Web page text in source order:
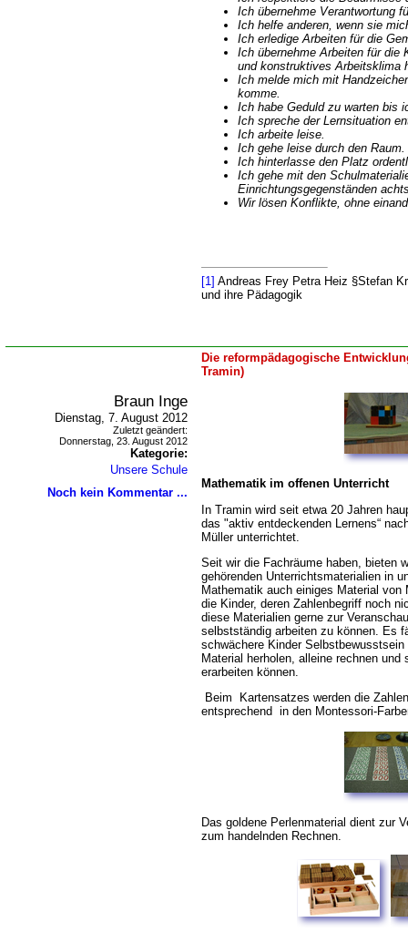
Ich übernehme Verantwortung
Ich helfe anderen, wenn sie
Ich erledige Arbeiten für die
Ich übernehme Arbeiten für die
und konstruktives Arbeitsklima
Ich melde mich mit
komme.
Ich habe Geduld zu warten bis
Ich spreche der Lernsituation
Ich arbeite leise.
Ich gehe leise durch den Raum.
Ich hinterlasse den Platz
Ich gehe mit den
Einrichtungsgegenständen
Wir lösen Konflikte, ohne
[1] Andreas Frey Petra Heiz §Stefan
und ihre Pädagogik
Die reformpädagogische
Tramin)
Braun Inge
Dienstag, 7. August 2012
Zuletzt geändert:
Donnerstag, 23. August 2012
Kategorie:
Unsere Schule
Noch kein Kommentar ...
Mathematik im offenen Unterricht
In Tramin wird seit etwa 20 Jahren
das "aktiv entdeckenden Lernens“
Müller unterrichtet.
Seit wir die Fachräume haben, bieten
gehörenden Unterrichtsmaterialien in
Mathematik auch einiges Material
die Kinder, deren Zahlenbegriff noch
diese Materialien gerne zur
selbstständig arbeiten zu können. Es
schwächere Kinder
Material herholen, alleine rechnen und
erarbeiten können.
Beim Kartensatzes werden die
entsprechend in den Montessori-
Das goldene Perlenmaterial dient zur
zum handelnden Rechnen.